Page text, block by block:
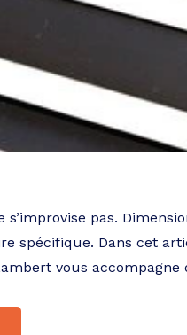
pas.
spécifique. Dans cet
vous accompagne